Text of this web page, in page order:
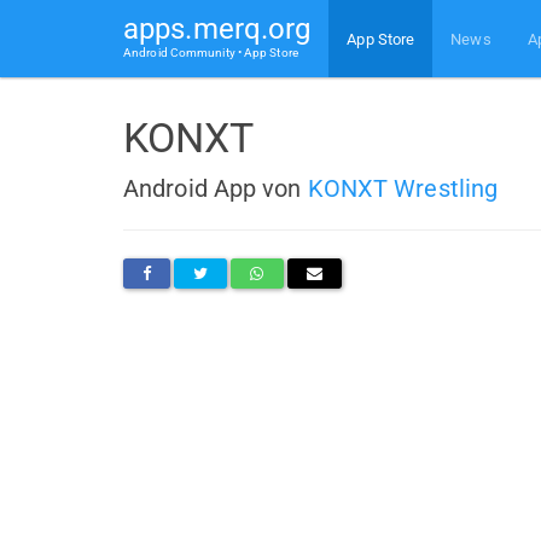
apps.merq.org
Android Community • App Store
App Store News
KONXT
Android App von KONXT Wrestling